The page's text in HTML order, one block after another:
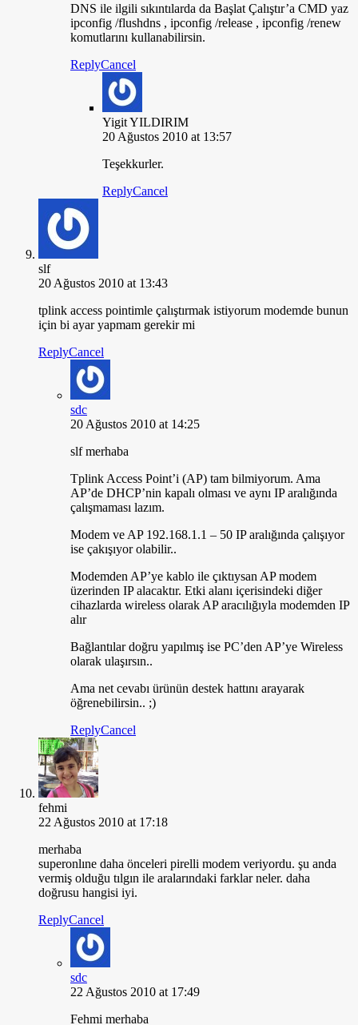
DNS ile ilgili sıkıntılarda da Başlat Çalıştır’a CMD yaz
ipconfig /flushdns , ipconfig /release , ipconfig /renew
komutlarını kullanabilirsin.
ReplyCancel
Yigit YILDIRIM
20 Ağustos 2010 at 13:57
Teşekkurler.
ReplyCancel
slf
20 Ağustos 2010 at 13:43
tplink access pointimle çalıştırmak istiyorum modemde bunun
için bi ayar yapmam gerekir mi
ReplyCancel
sdc
20 Ağustos 2010 at 14:25
slf merhaba
Tplink Access Point’i (AP) tam bilmiyorum. Ama
AP’de DHCP’nin kapalı olması ve aynı IP aralığında
çalışmaması lazım.
Modem ve AP 192.168.1.1 – 50 IP aralığında çalışıyor
ise çakışıyor olabilir..
Modemden AP’ye kablo ile çıktıysan AP modem
üzerinden IP alacaktır. Etki alanı içerisindeki diğer
cihazlarda wireless olarak AP aracılığıyla modemden IP
alır
Bağlantılar doğru yapılmış ise PC’den AP’ye Wireless
olarak ulaşırsın..
Ama net cevabı ürünün destek hattını arayarak
öğrenebilirsin.. ;)
ReplyCancel
fehmi
22 Ağustos 2010 at 17:18
merhaba
superonlıne daha önceleri pirelli modem veriyordu. şu anda
vermiş olduğu tılgın ile aralarındaki farklar neler. daha
doğrusu hangisi iyi.
ReplyCancel
sdc
22 Ağustos 2010 at 17:49
Fehmi merhaba